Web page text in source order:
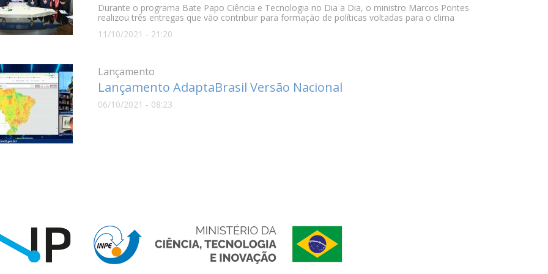
Durante o programa Bate Papo Ciência e Tecnologia no Dia a Dia, o ministro Marcos Pontes
realizou três entregas que vão contribuir para formação de políticas voltadas para o clima
11/10/2021 - 21:20
Lançamento
Lançamento AdaptaBrasil Versão Nacional
06/10/2021 - 08:23